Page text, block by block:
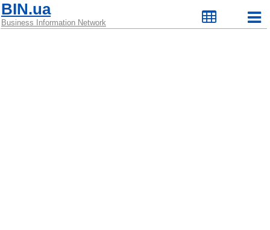
BIN.ua
Business Information Network